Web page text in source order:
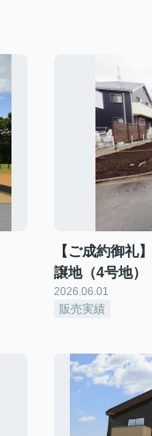
【ご成約御礼
譲地（4号地）
2026.06.01
販売実績